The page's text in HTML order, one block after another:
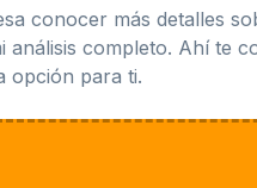
conocer más detalles
análisis completo. Ahí te
opción para ti.